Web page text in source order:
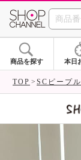
商品を探す 本日
TOP SCピープル